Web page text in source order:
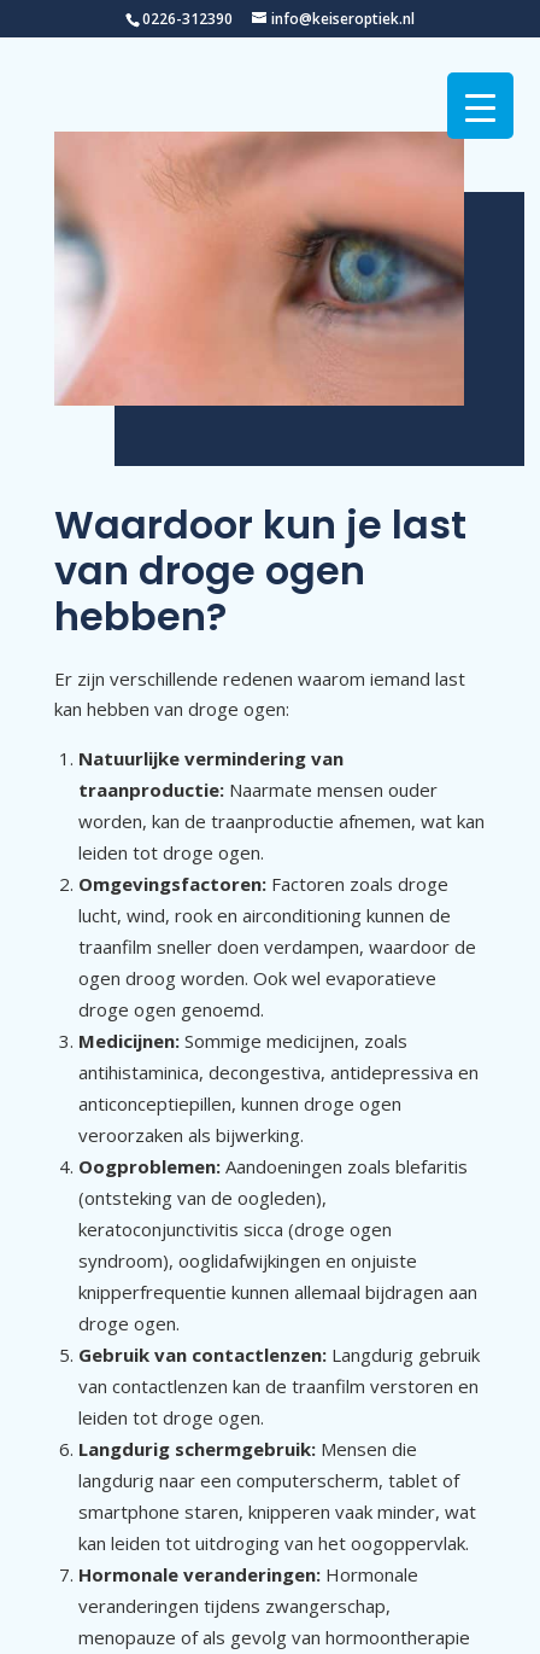
0226-312390 info@keiseroptiek.nl
Waardoor kun je last
van droge ogen
hebben?
Er zijn verschillende redenen waarom iemand last
kan hebben van droge ogen:
Natuurlijke vermindering van
traanproductie:Naarmate mensen ouder
worden, kan de traanproductie afnemen, wat kan
leiden tot droge ogen.
Omgevingsfactoren:Factoren zoals droge
lucht, wind, rook en airconditioning kunnen de
traanfilm sneller doen verdampen, waardoor de
ogen droog worden. Ook wel evaporatieve
droge ogen genoemd.
Medicijnen:Sommige medicijnen, zoals
antihistaminica, decongestiva, antidepressiva en
anticonceptiepillen, kunnen droge ogen
veroorzaken als bijwerking.
Oogproblemen:Aandoeningen zoals blefaritis
(ontsteking van de oogleden),
keratoconjunctivitis sicca (droge ogen
syndroom), ooglidafwijkingen en onjuiste
knipperfrequentie kunnen allemaal bijdragen aan
droge ogen.
Gebruik van contactlenzen:Langdurig gebruik
van contactlenzen kan de traanfilm verstoren en
leiden tot droge ogen.
Langdurig schermgebruik:Mensen die
langdurig naar een computerscherm, tablet of
smartphone staren, knipperen vaak minder, wat
kan leiden tot uitdroging van het oogoppervlak.
Hormonale veranderingen:Hormonale
veranderingen tijdens zwangerschap,
menopauze of als gevolg van hormoontherapie